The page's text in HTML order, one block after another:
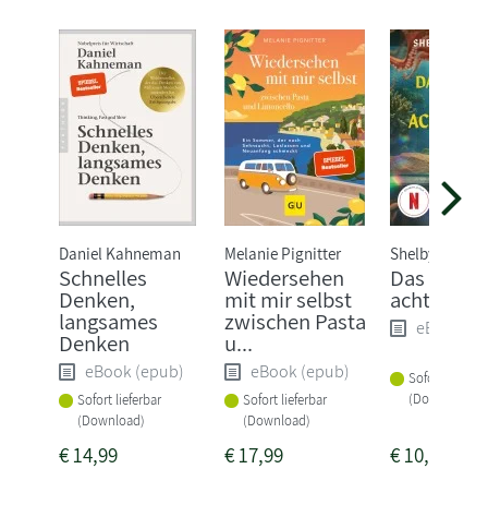
Daniel Kahneman
Schnelles
Denken,
langsames
Denken
eBook (epub)
Sofort lieferbar
(Download)
€14,99
Melanie Pignitter
Wiedersehen
mit mir selbst
zwischen Pasta
u...
eBook (epub)
Sofort lieferbar
(Download)
€17,99
Shelby van
Das
acht Arme
eBook
Sofort
(Download)
€10,99